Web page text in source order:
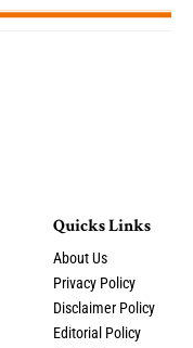
Quicks Links
About Us
Privacy Policy
Disclaimer Policy
Editorial Policy